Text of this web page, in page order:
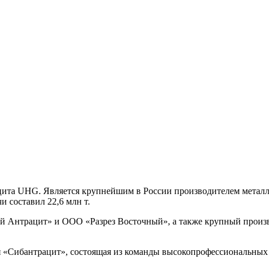
UHG. Является крупнейшим в России производителем
составил 22,6 млн т.
и ООО «Разрез Восточный», а также крупный
состоящая из команды